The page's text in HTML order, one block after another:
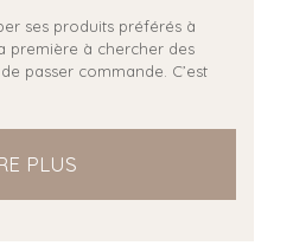
ses produits préférés à
première à chercher des
passer commande. C’est
PLUS